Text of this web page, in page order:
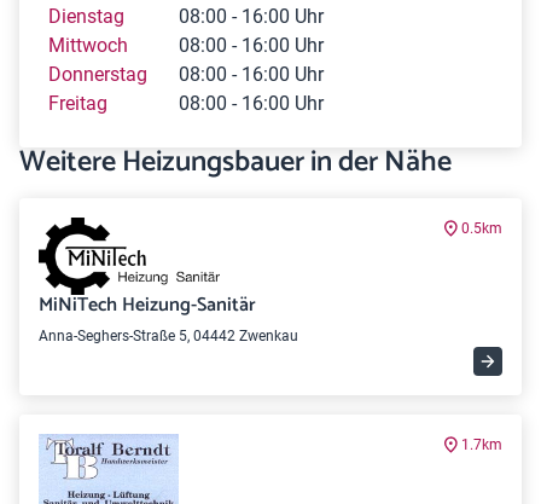
Dienstag
08:00 - 16:00 Uhr
Mittwoch
08:00 - 16:00 Uhr
Donnerstag
08:00 - 16:00 Uhr
Freitag
08:00 - 16:00 Uhr
Weitere Heizungsbauer in der Nähe
0.5km
MiNiTech Heizung-Sanitär
Anna-Seghers-Straße 5, 04442 Zwenkau
1.7km